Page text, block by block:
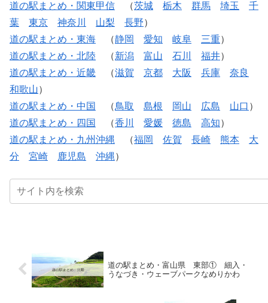
道の駅まとめ・関東甲信 （茨城 栃木 群馬 埼玉
千
葉
東京 神奈川 山梨 長野）
道の駅まとめ・東海 （静岡 愛知 岐阜 三重）
道の駅まとめ・北陸 （新潟 富山 石川 福井）
道の駅まとめ・近畿 （滋賀 京都 大阪 兵庫
奈良
和歌山）
道の駅まとめ・中国
（鳥取 島根 岡山 広島 山口 ）
道の駅まとめ・四国
（香川 愛媛 徳島 高知）
道の駅まとめ・九州沖縄 （福岡 佐賀 長崎 熊本
大
分
宮崎 鹿児島 沖縄）
道の駅まとめ・富山県 東部① 細入・
うなづき・ウェーブパークなめりかわ